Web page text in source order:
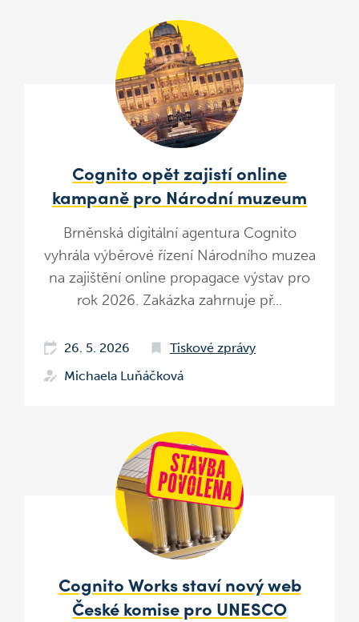
Cognito opět zajistí online
kampaně pro Národní muzeum
Brněnská digitální agentura Cognito
vyhrála výběrové řízení Národního muzea
na zajištění online propagace výstav pro
rok 2026. Zakázka zahrnuje př...
26. 5. 2026
Tiskové zprávy
Michaela Luňáčková
Cognito Works staví nový web
České komise pro UNESCO